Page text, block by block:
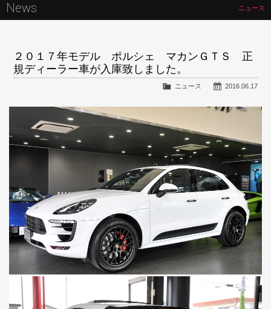
News ニュース
２０１７年モデル ポルシェ マカンＧＴＳ 正
規ディーラー車が入庫致しました。
2016.06.17
ニュース